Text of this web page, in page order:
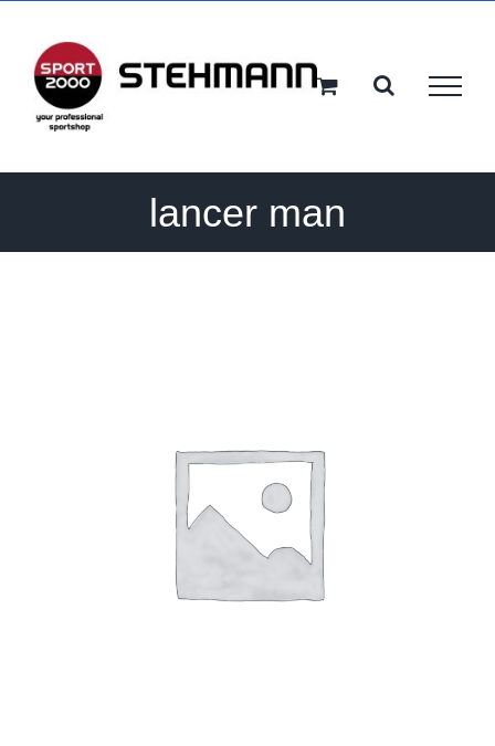
inhoud
lancer man